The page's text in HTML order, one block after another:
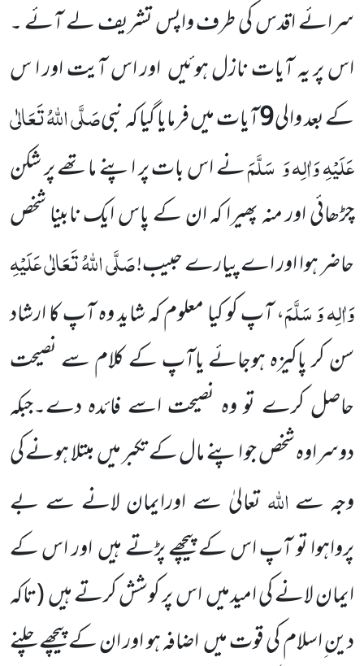
سرائے اقدس کیطرف واپس تشریف لے آئے ۔
اس پر یہ آیات نازل ہوئیںاور اس آیت اور ا س
کے بعد والی9آیات میں فرمایا گیاکہ نبیصَلَّی اللّٰہُ تَعَالٰی
عَلَیْہِ وَاٰلِہ وَسَلَّمَنے اس بات پر اپنے ماتھےپر شکن
چڑھائی اور منہ پھیرا کہ ان کے پاس ایک نابیناشخص
حاضر ہوا اور اے پیارے حبیب!صَلَّی اللّٰہُ تَعَالٰی عَلَیْہِ
وَاٰلِہ وَ سَلَّمَ، آپ کو کیا معلوم کہ شاید وہ آپ کا ارشاد
سن کر پاکیزہ ہوجائے یاآپ کے کلام سے نصیحت
حاصل کرے تو وہ نصیحت اسے فائدہ دے۔جبکہ
دوسراوہ شخص جو اپنے مال کے تکبرمیںمبتلا ہونے کی
وجہ سےاللّٰہتعالیٰ سے اورایمان لانے سے بے
پرواہوا تو آپ اس کے پیچھے پڑتے ہیںاور اس کے
ایمان لانے کی امیدمیںاس پر کوشش کرتے ہیں(تاکہ
دین ِاسلام کی قوت میںاضافہ ہو اور ان کے پیچھے چلنے